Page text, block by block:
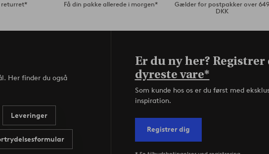
returret* Få din pakke allerede i morgen*
Gælder for postpakker over 649
DKK
Her finder du også
Leveringer
Er du ny her?
dyreste vare*
Som kunde hos os er du først med
inspiration.
Registrer dig